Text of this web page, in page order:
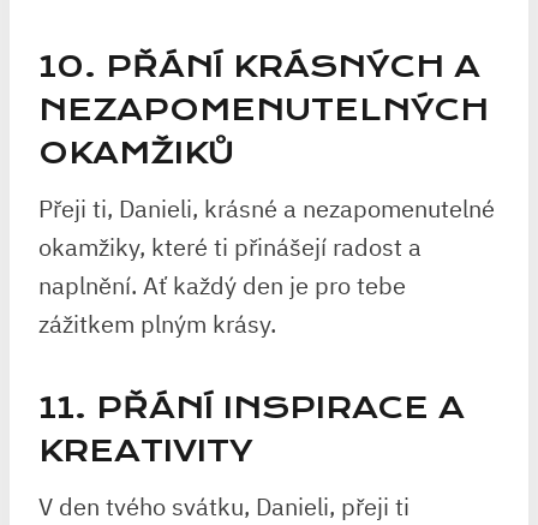
10. PŘÁNÍ KRÁSNÝCH A
NEZAPOMENUTELNÝCH
OKAMŽIKŮ
Přeji ti, Danieli, krásné a nezapomenutelné
okamžiky, které ti přinášejí radost a
naplnění. Ať každý den je pro tebe
zážitkem plným krásy.
11. PŘÁNÍ INSPIRACE A
KREATIVITY
V den tvého svátku, Danieli, přeji ti